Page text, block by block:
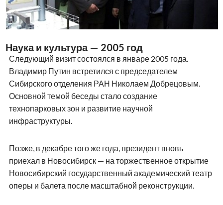
Наука и культура — 2005 год
Следующий визит состоялся в январе 2005 года.
Владимир Путин встретился с председателем
Сибирского отделения РАН Николаем Добрецовым.
Основной темой беседы стало создание
технопарковых зон и развитие научной
инфраструктуры.
Позже, в декабре того же года, президент вновь
приехал в Новосибирск — на торжественное открытие
Новосибирский государственный академический театр
оперы и балета после масштабной реконструкции.